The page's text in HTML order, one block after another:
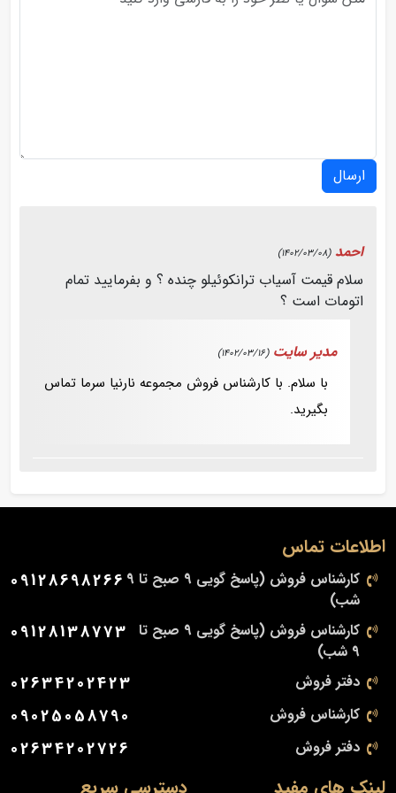
ارسال
احمد(1402/03/08)
سلام قیمت آسیاب ترانکوئیلو چنده ؟ و بفرمایید تمام
اتومات است ؟
مدیر سایت (1402/03/16)
با سلام. با کارشناس فروش مجموعه نارنیا سرما تماس
بگیرید.
اطلاعات تماس
کارشناس فروش (پاسخ گویی 9 صبح تا 9
شب)
09128698266
کارشناس فروش (پاسخ گویی 9 صبح تا
9 شب)
09128138773
دفتر فروش 02634202423
کارشناس فروش 09025058790
دفتر فروش 02634202726